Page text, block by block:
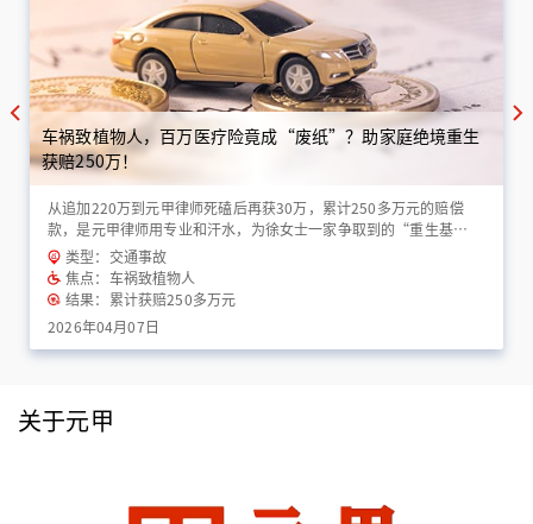
车祸致植物人，百万医疗险竟成“废纸”？助家庭绝境重生
获赔250万！
从追加220万到元甲律师死磕后再获30万，累计250多万元的赔偿
款，是元甲律师用专业和汗水，为徐女士一家争取到的“重生基
金”！
类型：交通事故
焦点：车祸致植物人
结果：累计获赔250多万元
2026年04月07日
关于元甲